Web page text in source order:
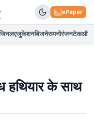
ePaper
एजुकेशनबिजनेसमनोरंजनटेकऑटो
हथियार के साथ